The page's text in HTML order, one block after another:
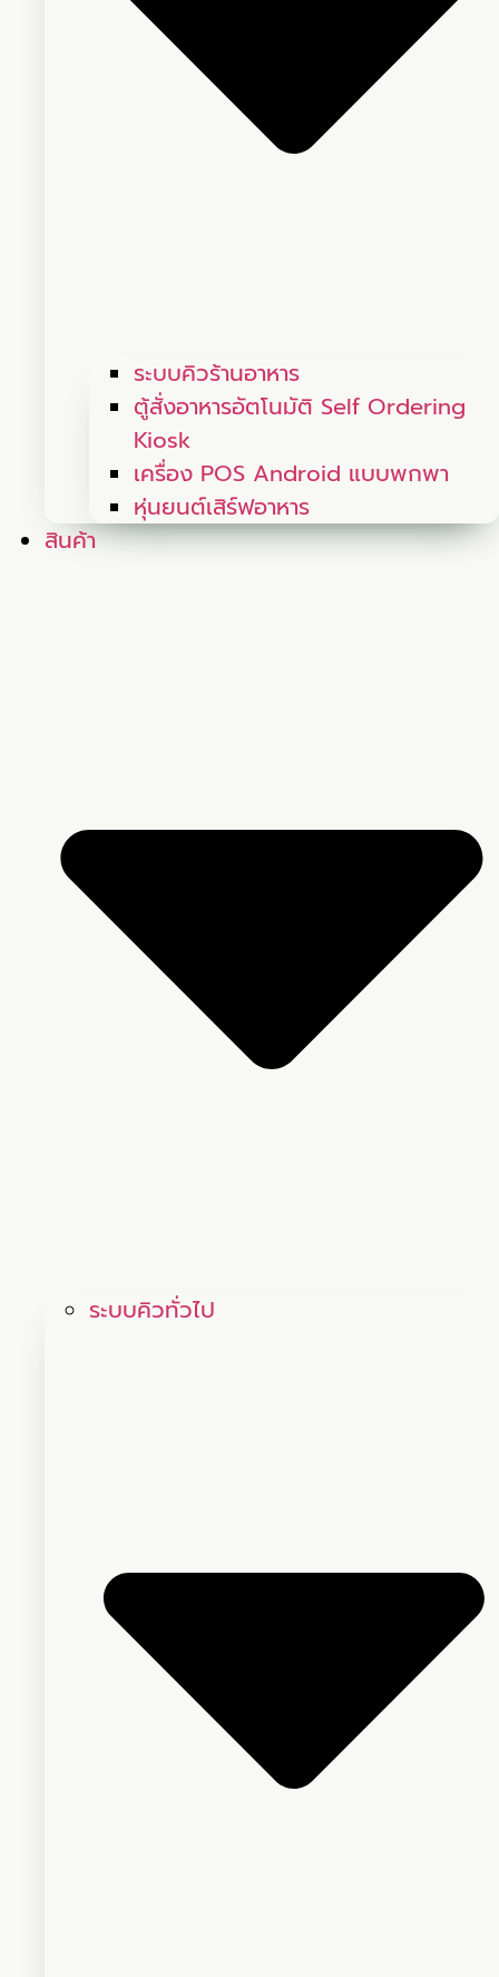
ระบบคิวร้านอาหาร
ตู้สั่งอาหารอัตโนมัติ Self Ordering
Kiosk
เครื่อง POS Android แบบพกพา
หุ่นยนต์เสิร์ฟอาหาร
สินค้า
ระบบคิวทั่วไป